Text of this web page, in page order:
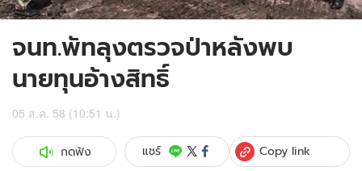
จนท.พัทลุงตรวจป่าหลังพบ
นายทุนอ้างสิทธิ์
05 ส.ค. 58 (10:51 น.)
กดฟัง แชร์ Copy link